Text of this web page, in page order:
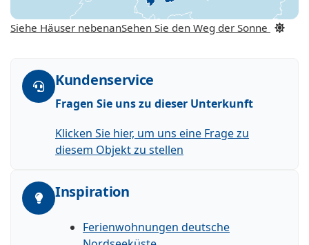
Siehe Häuser nebenanSehen Sie den Weg der Sonne
Kundenservice
Fragen Sie uns zu dieser Unterkunft
Klicken Sie hier, um uns eine Frage zu
diesem Objekt zu stellen
Inspiration
Ferienwohnungen deutsche